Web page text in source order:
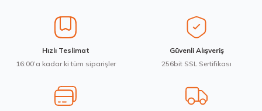
Ürün bilgilerinde hatalar bulunuyor.
Ürün fiyatı diğer sitelerden daha pahalı.
Bu ürüne benzer farklı alternatifler olmalı.
Waterfall 215/50R17 95W XL Unique UHP Yaz 2026
Hızlı Teslimat
16:00’a kadar ki tüm siparişler
Güvenli Alışveriş
256bit SSL Sertifikası